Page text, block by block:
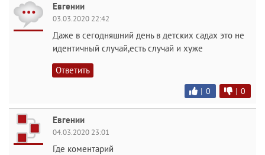
Евгении
03.03.2020 22:42
Даже в сегодняшний день в детских садах это не
идентичный случай,есть случай и хуже
Ответить
| 0 | 0
Евгении
04.03.2020 23:01
Где коментарий